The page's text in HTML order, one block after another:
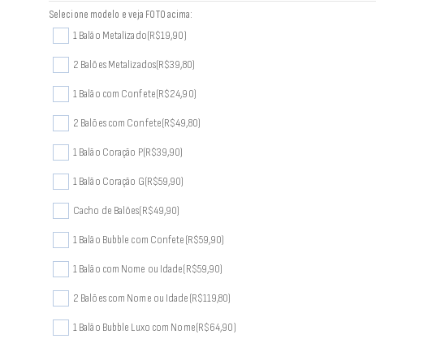
Selecione modelo e veja FOTO acima:
1 Balão Metalizado(R$19,90)
2 Balões Metalizados(R$39,80)
1 Balão com Confete(R$24,90)
2 Balões com Confete(R$49,80)
1 Balão Coração P(R$39,90)
1 Balão Coração G(R$59,90)
Cacho de Balões(R$49,90)
1 Balão Bubble com Confete(R$59,90)
1 Balão com Nome ou Idade(R$59,90)
2 Balões com Nome ou Idade(R$119,80)
1 Balão Bubble Luxo com Nome(R$64,90)